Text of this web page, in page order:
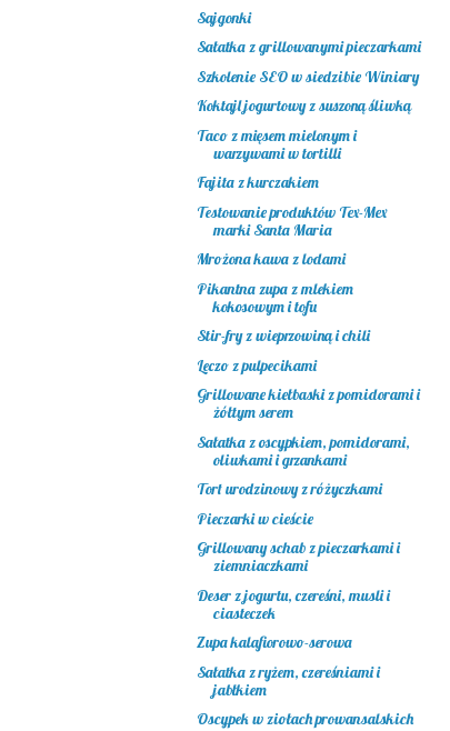
Sajgonki
Sałatka z grillowanymi pieczarkami
Szkolenie SEO w siedzibie Winiary
Koktajl jogurtowy z suszoną śliwką
Taco z mięsem mielonym i
warzywami w tortilli
Fajita z kurczakiem
Testowanie produktów Tex-Mex
marki Santa Maria
Mrożona kawa z lodami
Pikantna zupa z mlekiem
kokosowym i tofu
Stir-fry z wieprzowiną i chili
Leczo z pulpecikami
Grillowane kiełbaski z pomidorami i
żółtym serem
Sałatka z oscypkiem, pomidorami,
oliwkami i grzankami
Tort urodzinowy z różyczkami
Pieczarki w cieście
Grillowany schab z pieczarkami i
ziemniaczkami
Deser z jogurtu, czereśni, musli i
ciasteczek
Zupa kalafiorowo-serowa
Sałatka z ryżem, czereśniami i
jabłkiem
Oscypek w ziołach prowansalskich